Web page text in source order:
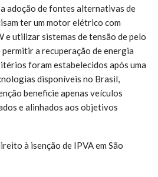
adoção de fontes alternativas de
ter um motor elétrico com
e utilizar sistemas de tensão de pelo
a recuperação de energia
foram estabelecidos após uma
disponíveis no Brasil,
beneficie apenas veículos
e alinhados aos objetivos
à isenção de IPVA em São